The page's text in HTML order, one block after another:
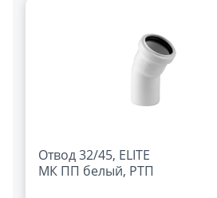
Отвод 32/45, ELITE
МК ПП белый, РТП